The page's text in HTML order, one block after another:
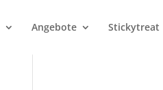
Angebote Stickytreat